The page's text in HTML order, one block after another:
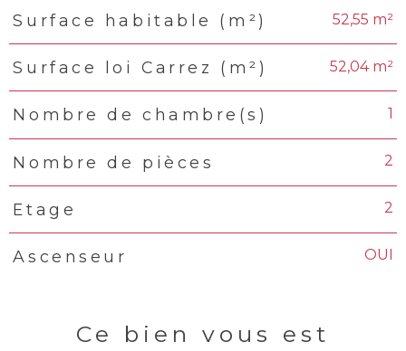
Surface habitable (m²) 52,55 m²
Surface loi Carrez (m²) 52,04 m²
Nombre de chambre(s) 1
Nombre de pièces 2
Etage 2
Ascenseur OUI
Ce bien vous est